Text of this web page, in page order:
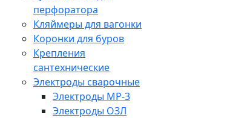
перфоратора
Кляймеры для вагонки
Коронки для буров
Крепления
сантехнические
Электроды сварочные
Электроды MP-3
Электроды ОЗЛ